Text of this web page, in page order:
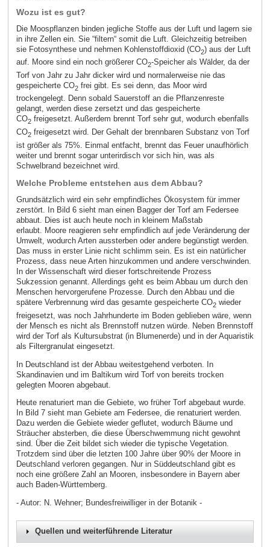
Wozu ist es gut?
Die Moospflanzen binden jegliche Stoffe aus der Luft und lagern sie
in ihre Zellen ein. Sie “filtern“ somit die Luft. Gleichzeitig betreiben
sie Fotosynthese und nehmen Kohlenstoffdioxid (CO2) aus der Luft
auf. Moore sind ein noch größerer CO2-Speicher als Wälder, da der
Torf von Jahr zu Jahr dicker wird und normalerweise nie das
gespeicherte CO2frei gibt. Es sei denn, das Moor wird
trockengelegt. Denn sobald Sauerstoff an die Pflanzenreste
gelangt, werden diese zersetzt und das gespeicherte
CO2freigesetzt. Außerdem brennt Torf sehr gut, wodurch ebenfalls
CO2freigesetzt wird. Der Gehalt der brennbaren Substanz von Torf
ist größer als 75%. Einmal entfacht, brennt das Feuer unaufhörlich
weiter und brennt sogar unterirdisch vor sich hin, was als
Schwelbrand bezeichnet wird.
Welche Probleme entstehen aus dem Abbau?
Grundsätzlich wird ein sehr empfindliches Ökosystem für immer
zerstört. In Bild 6 sieht man einen Bagger der Torf am Federsee
abbaut. Dies ist auch heute noch in kleinem Maßstab
erlaubt. Moore reagieren sehr empfindlich auf jede Veränderung der
Umwelt, wodurch Arten aussterben oder andere begünstigt werden.
Das muss in erster Linie nicht schlimm sein. Es ist ein natürlicher
Prozess, dass neue Arten hinzukommen und andere verschwinden.
In der Wissenschaft wird dieser fortschreitende Prozess
Sukzession genannt. Allerdings geht es beim Abbau um durch den
Menschen hervorgerufene Prozesse. Durch den Abbau und die
spätere Verbrennung wird das gesamte gespeicherte CO2wieder
freigesetzt, was noch Jahrhunderte im Boden geblieben wäre, wenn
der Mensch es nicht als Brennstoff nutzen würde. Neben Brennstoff
wird der Torf als Kultursubstrat (in Blumenerde) und in der Aquaristik
als Filtergranulat eingesetzt.
In Deutschland ist der Abbau weitestgehend verboten. In
Skandinavien und im Baltikum wird Torf von bereits trocken
gelegten Mooren abgebaut.
Heute renaturiert man die Gebiete, wo früher Torf abgebaut wurde.
In Bild 7 sieht man Gebiete am Federsee, die renaturiert werden.
Dazu werden die Gebiete wieder geflutet, wodurch Bäume und
Sträucher absterben, die diese Überschwemmung nicht gewohnt
sind. Über die Zeit bildet sich wieder die typische Vegetation.
Trotzdem sind über die letzten 100 Jahre über 90% der Moore in
Deutschland verloren gegangen. Nur in Süddeutschland gibt es
noch eine größere Zahl an Mooren, insbesondere in Bayern aber
auch Baden-Württemberg.
- Autor: N. Wehner; Bundesfreiwilliger in der Botanik -
Quellen und weiterführende Literatur